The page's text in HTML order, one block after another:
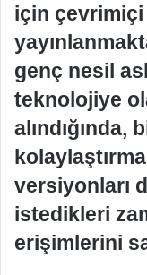
için
genç nesil
teknolojiye
alındığında,
versiyonları
istedikleri
erişimlerini